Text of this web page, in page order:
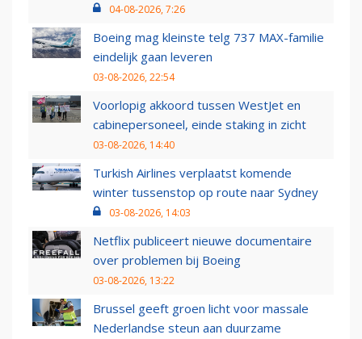
04-08-2026, 7:26
Boeing mag kleinste telg 737 MAX-familie
eindelijk gaan leveren
03-08-2026, 22:54
Voorlopig akkoord tussen WestJet en
cabinepersoneel, einde staking in zicht
03-08-2026, 14:40
Turkish Airlines verplaatst komende
winter tussenstop op route naar Sydney
03-08-2026, 14:03
Netflix publiceert nieuwe documentaire
over problemen bij Boeing
03-08-2026, 13:22
Brussel geeft groen licht voor massale
Nederlandse steun aan duurzame